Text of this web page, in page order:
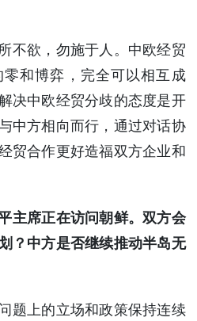
不欲，勿施于人。中欧经贸
和博弈，完全可以相互成
决中欧经贸分歧的态度是开
中方相向而行，通过对话协
贸合作更好造福双方企业和
主席正在访问朝鲜。双方会
？中方是否继续推动半岛无
题上的立场和政策保持连续